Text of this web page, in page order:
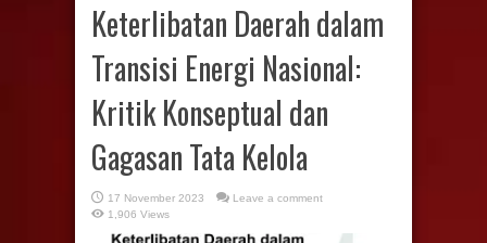
Keterlibatan Daerah dalam
Transisi Energi Nasional:
Kritik Konseptual dan
Gagasan Tata Kelola
17 November 2023
Leave a comment
1,906 Views